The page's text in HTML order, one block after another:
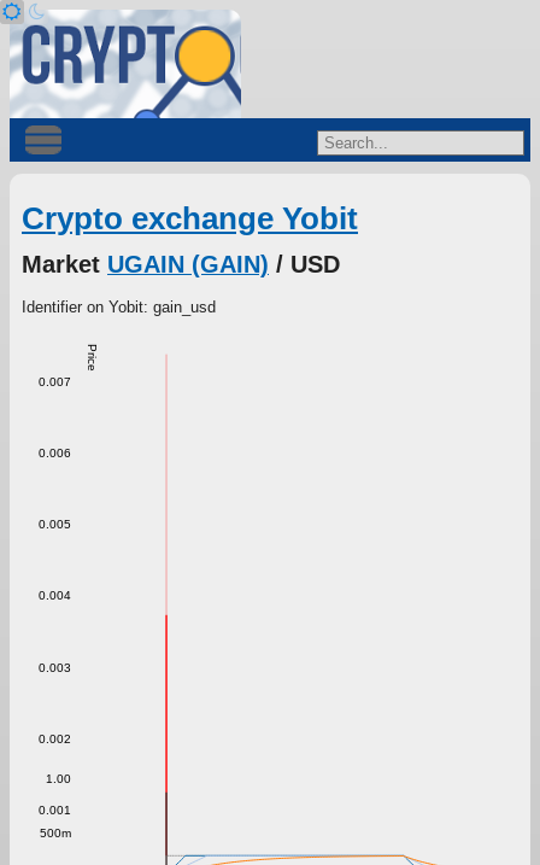
Crypto exchange Yobit
Market UGAIN (GAIN) / USD
Identifier on Yobit: gain_usd
Price
0.001
0.002
0.003
0.004
0.005
0.006
0.007
500m
1.00